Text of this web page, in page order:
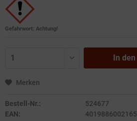
Gefahrwort: Achtung!
In den
Merken
Bestell-Nr.:
524677
EAN:
4019886002165